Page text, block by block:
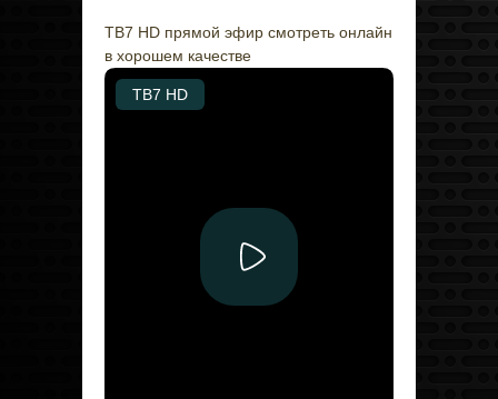
ТВ7 HD прямой эфир смотреть онлайн
в хорошем качестве